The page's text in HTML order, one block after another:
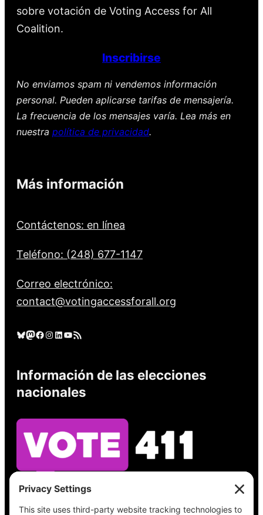
sobre votación de Voting Access for All
Coalition.
Inscribirse
No enviamos spam ni vendemos información
personal. Pueden aplicarse tarifas de mensajería.
La frecuencia de los mensajes varía. Lea más en
nuestra política de privacidad.
Más información
Contáctenos: en línea
Teléfono: (248) 677-1147
Correo electrónico:
contact@votingaccessforall.org
Cielo azul Mastodonte Facebook Instagram LinkedIn YouTube Feed RSS
Información de las elecciones
nacionales
Vea lo que hay en su boleta, encuentre su